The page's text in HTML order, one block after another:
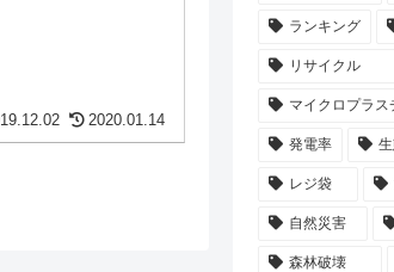
2020.01.14
ランキング
リサイクル
マイクロプラス
発電率
レジ袋
自然災害
森林破壊